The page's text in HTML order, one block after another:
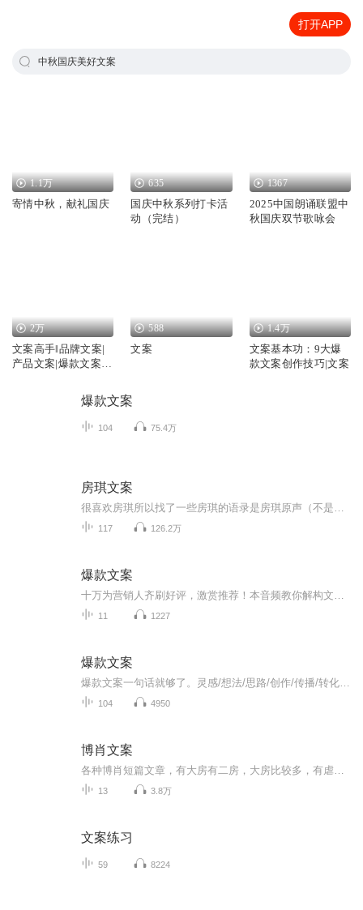
打开APP
中秋国庆美好文案
1.1万
寄情中秋，献礼国庆
635
国庆中秋系列打卡活
动（完结）
1367
2025中国朗诵联盟中
秋国庆双节歌咏会
2万
文案高手‖品牌文案|
产品文案|爆款文案‖
588
文案
1.4万
文案基本功：9大爆
款文案创作技巧|文案
爆款文案
104 75.4万
房琪文案
117 126.2万
爆款文案
11 1227
爆款文案
104 4950
博肖文案
13 3.8万
文案练习
59 8224